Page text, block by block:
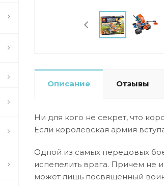
Описание Отзывы
Ни для кого не секрет, что
Если королевская армия
Одной из самых передовых
испепелить врага. Причем не
может лишь посвященный